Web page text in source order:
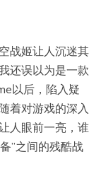
战姬让人沉迷其
还误以为是一款
以后，陷入疑
着对游戏的深入
人眼前一亮，谁
”之间的残酷战